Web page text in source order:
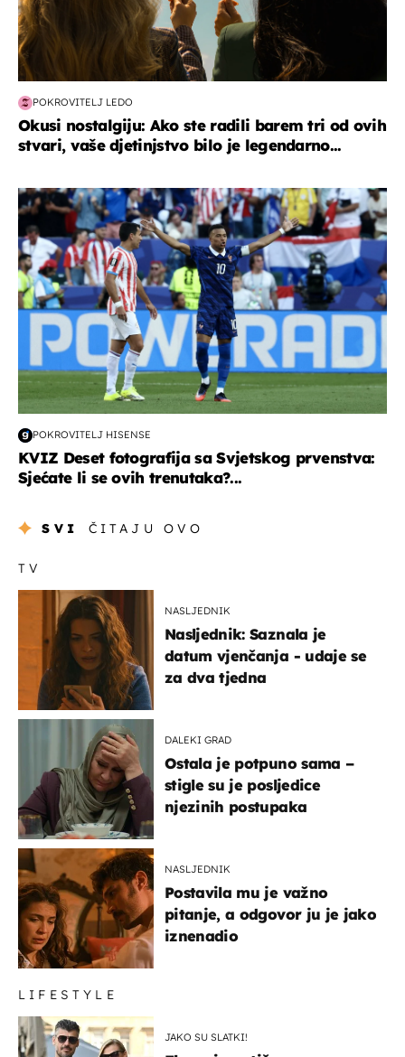
POKROVITELJ LEDO
Okusi nostalgiju: Ako ste radili barem tri od ovih
stvari, vaše djetinjstvo bilo je legendarno...
svjetsko prvenstvo 2026
POKROVITELJ HISENSE
KVIZ Deset fotografija sa Svjetskog prvenstva:
Sjećate li se ovih trenutaka?...
SVI ČITAJU OVO
TV
NASLJEDNIK
Nasljednik: Saznala je
datum vjenčanja - udaje se
za dva tjedna
DALEKI GRAD
Ostala je potpuno sama –
stigle su je posljedice
njezinih postupaka
NASLJEDNIK
Postavila mu je važno
pitanje, a odgovor ju je jako
iznenadio
LIFESTYLE
JAKO SU SLATKI!